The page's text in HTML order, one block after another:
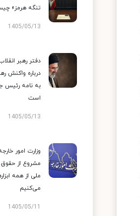
تنگه هرمز»
1405/05/13
دفتر رهبر
درباره واکنش
به نامه رئیس
است
1405/05/13
وزارت امور
مشروع از
ملی از همه
می‌کنیم
1405/05/11